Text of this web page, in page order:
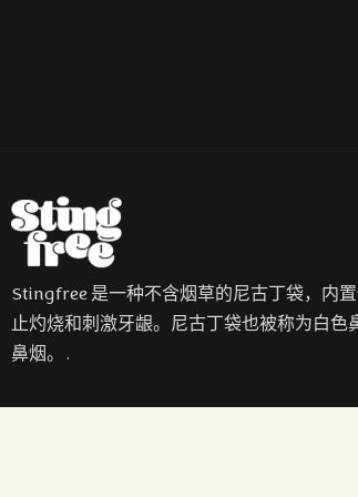
Stingfree 是一种不含烟草的尼古丁袋，内
止灼烧和刺激牙龈。尼古丁袋也被称为白色
鼻烟。.